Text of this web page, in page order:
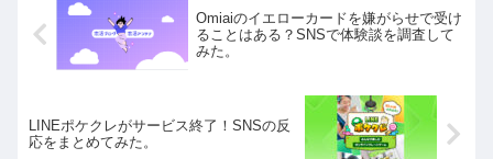
Omiaiのイエローカードを嫌がらせで受け
ることはある？SNSで体験談を調査して
みた。
LINEポケクレがサービス終了！SNSの反
応をまとめてみた。